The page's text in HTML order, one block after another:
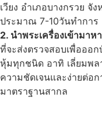
เวียง อำเภอบางกรวย จั
ประมาณ 7-10วันทำการ
2. นำพระเครื่องเข้ามาห
ที่จะส่งตรวจสอบเพื่อออ
หุ้มทุกชนิด อาทิ เลี่ยมพล
ความชัดเจนและง่ายต่
มาตราฐานสากล